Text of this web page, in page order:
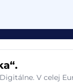
V celej